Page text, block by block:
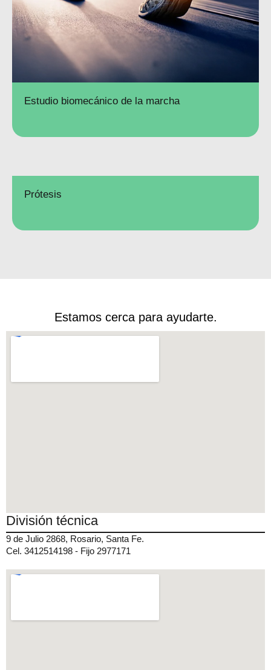
Estudio biomecánico de la marcha
Prótesis
Estamos cerca para ayudarte.
División técnica
9 de Julio 2868, Rosario, Santa Fe.
Cel. 3412514198 - Fijo 2977171